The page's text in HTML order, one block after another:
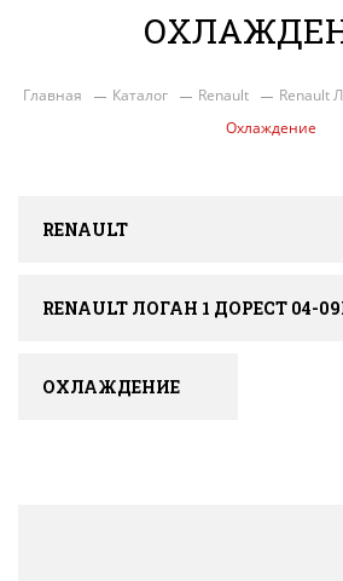
Главная Каталог Renault
Renault
Охлаждение
RENAULT
RENAULT ЛОГАН 1 ДОРЕСТ 04-
ОХЛАЖДЕНИЕ